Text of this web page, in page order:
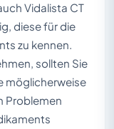
Vidalista CT
diese für die
zu kennen.
sollten Sie
möglicherweise
Problemen